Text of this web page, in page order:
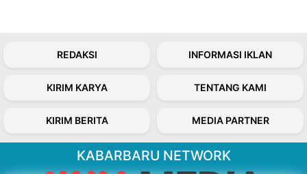
REDAKSI INFORMASI IKLAN
KIRIM KARYA TENTANG KAMI
KIRIM BERITA MEDIA PARTNER
KABARBARU NETWORK